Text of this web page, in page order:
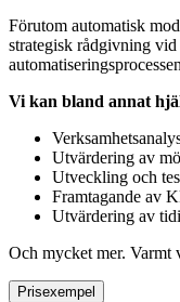
Förutom automatisk
strategisk rådgivning vid
Vi kan bland annat
Utvärdering av
Utveckling och
Framtagande av
Utvärdering av
Och mycket mer. Varmt
Prisexempel